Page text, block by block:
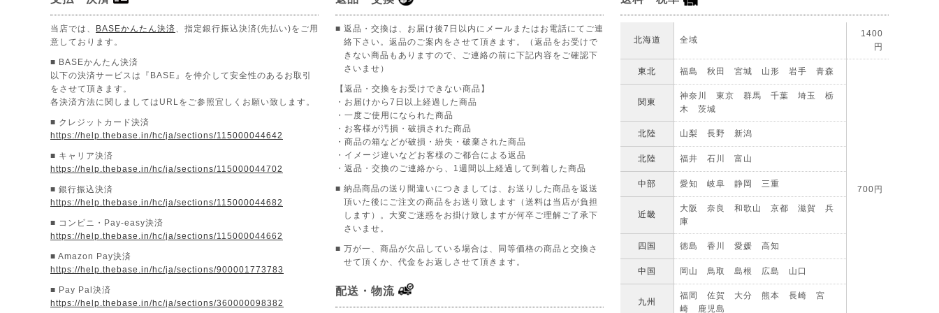
当店では、 BASEかんたん決済 、指定銀行振込決済(先払い)をご用
意しております。
■ BASEかんたん決済
以下の決済サービスは『BASE』を仲介して安全性のあるお取引
をさせて頂きます。
各決済方法に関しましてはURLをご参照宜しくお願い致します。
■ クレジットカード決済
https://help.thebase.in/hc/ja/sections/115000044642
■ キャリア決済
https://help.thebase.in/hc/ja/sections/115000044702
■ 銀行振込決済
https://help.thebase.in/hc/ja/sections/115000044682
■ コンビニ・Pay-easy決済
https://help.thebase.in/hc/ja/sections/115000044662
■ Amazon Pay決済
https://help.thebase.in/hc/ja/sections/900001773783
■ Pay Pal決済
https://help.thebase.in/hc/ja/sections/360000098382
■ 返品・交換は、お届け後7日以内にメールまたはお電話にてご連
絡下さい。返品のご案内をさせて頂きます。（返品をお受けで
きない商品もありますので、ご連絡の前に下記内容をご確認下
さいませ）
【返品・交換をお受けできない商品】
・お届けから7日以上経過した商品
・一度ご使用になられた商品
・お客様が汚損・破損された商品
・商品の箱などが破損・紛失・破棄された商品
・イメージ違いなどお客様のご都合による返品
・返品・交換のご連絡から、1週間以上経過して到着した商品
■ 納品商品の送り間違いにつきましては、お送りした商品を返送
頂いた後にご注文の商品をお送り致します（送料は当店が負担
します）。大変ご迷惑をお掛け致しますが何卒ご理解ご了承下
さいませ。
■ 万が一、商品が欠品している場合は、同等価格の商品と交換さ
せて頂くか、代金をお返しさせて頂きます。
配送・物流
北海道 全域
1400
円
東北 福島 秋田 宮城 山形 岩手 青森
700円
関東
神奈川 東京 群馬 千葉 埼玉 栃
木 茨城
北陸 山梨 長野 新潟
北陸 福井 石川 富山
中部 愛知 岐阜 静岡 三重
近畿
大阪 奈良 和歌山 京都 滋賀 兵
庫
四国 徳島 香川 愛媛 高知
中国 岡山 鳥取 島根 広島 山口
九州
福岡 佐賀 大分 熊本 長崎 宮
崎 鹿児島